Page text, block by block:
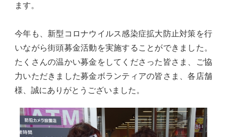
ます。
今年も、新型コロナウイルス感染症拡大防止対策を行
いながら街頭募金活動を実施することができました。
たくさんの温かい募金をしてくださった皆さま、ご協
力いただきました募金ボランティアの皆さま、各店舗
様、誠にありがとうございました。